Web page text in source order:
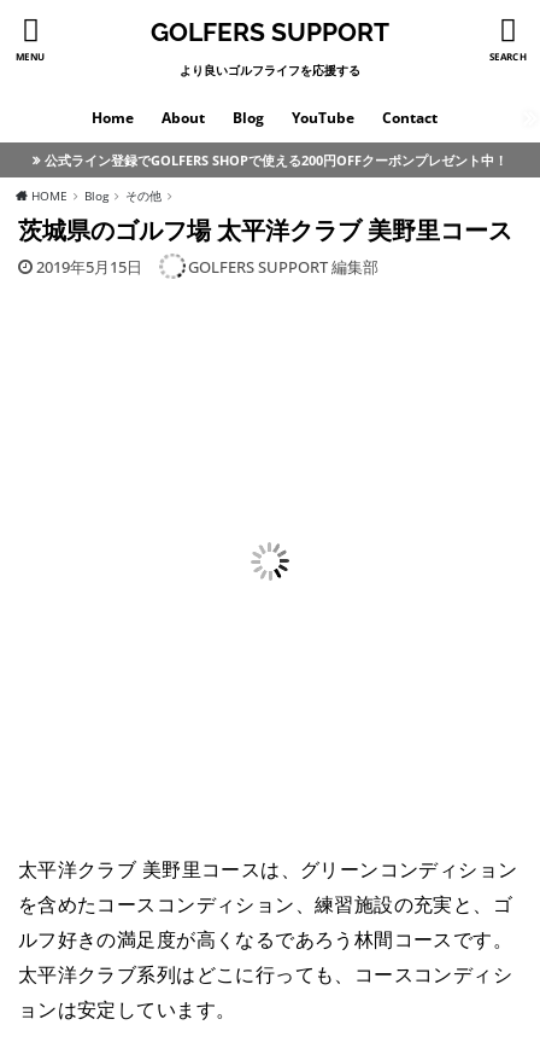
MENU SEARCH
GOLFERS SUPPORT
より良いゴルフライフを応援する
Home About Blog YouTube Contact
公式ライン登録でGOLFERS SHOPで使える200円OFFクーポンプレゼント中！
HOME Blog その他
茨城県のゴルフ場 太平洋クラブ 美野里コース
2019年5月15日 GOLFERS SUPPORT 編集部
太平洋クラブ 美野里コースは、グリーンコンディション
を含めたコースコンディション、練習施設の充実と、ゴ
ルフ好きの満足度が高くなるであろう林間コースです。
太平洋クラブ系列はどこに行っても、コースコンディシ
ョンは安定しています。